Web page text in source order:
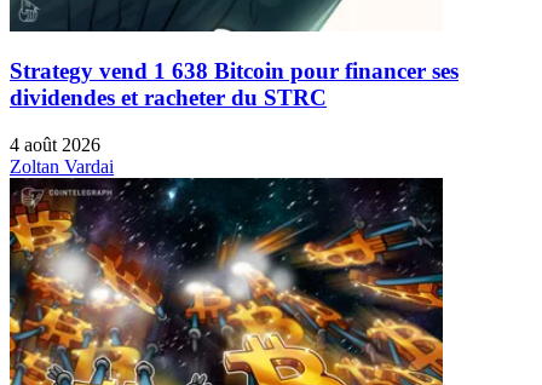
Strategy vend 1 638 Bitcoin pour financer ses
dividendes et racheter du STRC
4 août 2026
Zoltan Vardai